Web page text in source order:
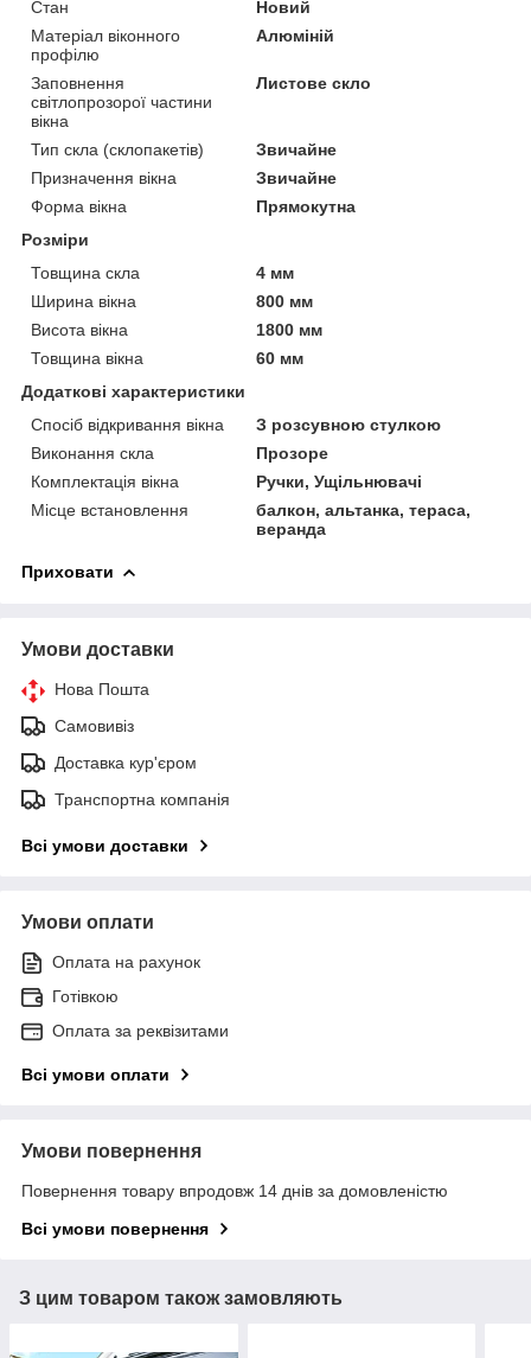
Стан
Новий
Матеріал віконного
профілю
Алюміній
Заповнення
світлопрозорої частини
вікна
Листове скло
Тип скла (склопакетів)
Звичайне
Призначення вікна
Звичайне
Форма вікна
Прямокутна
Розміри
Товщина скла
4 мм
Ширина вікна
800 мм
Висота вікна
1800 мм
Товщина вікна
60 мм
Додаткові характеристики
Спосіб відкривання вікна
З розсувною стулкою
Виконання скла
Прозоре
Комплектація вікна
Ручки, Ущільнювачі
Місце встановлення
балкон, альтанка, тераса,
веранда
Приховати
Умови доставки
Нова Пошта
Самовивіз
Доставка кур'єром
Транспортна компанія
Всі умови доставки
Умови оплати
Оплата на рахунок
Готівкою
Оплата за реквізитами
Всі умови оплати
Умови повернення
Повернення товару впродовж 14 днів за домовленістю
Всі умови повернення
З цим товаром також замовляють